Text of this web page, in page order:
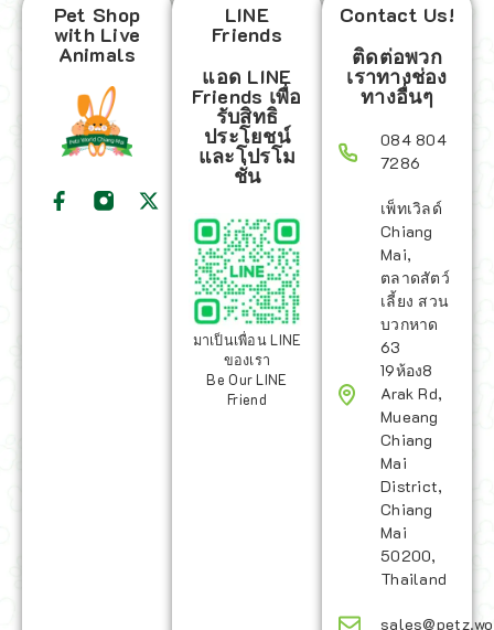
Pet Shop
with Live
Animals
LINE
Friends
แอด LINE
Friends เพื่อ
รับสิทธิ
ประโยชน์
และโปรโม
ชั่น
มาเป็นเพื่อน LINE
ของเรา
Be Our LINE
Friend
Contact Us!
ติดต่อพวก
เราทางช่อง
ทางอื่นๆ
084 804
7286
เพ็ทเวิลด์
Chiang
Mai,
ตลาดสัตว์
เลี้ยง สวน
บวกหาด
63
19ห้อง8
Arak Rd,
Mueang
Chiang
Mai
District,
Chiang
Mai
50200,
Thailand